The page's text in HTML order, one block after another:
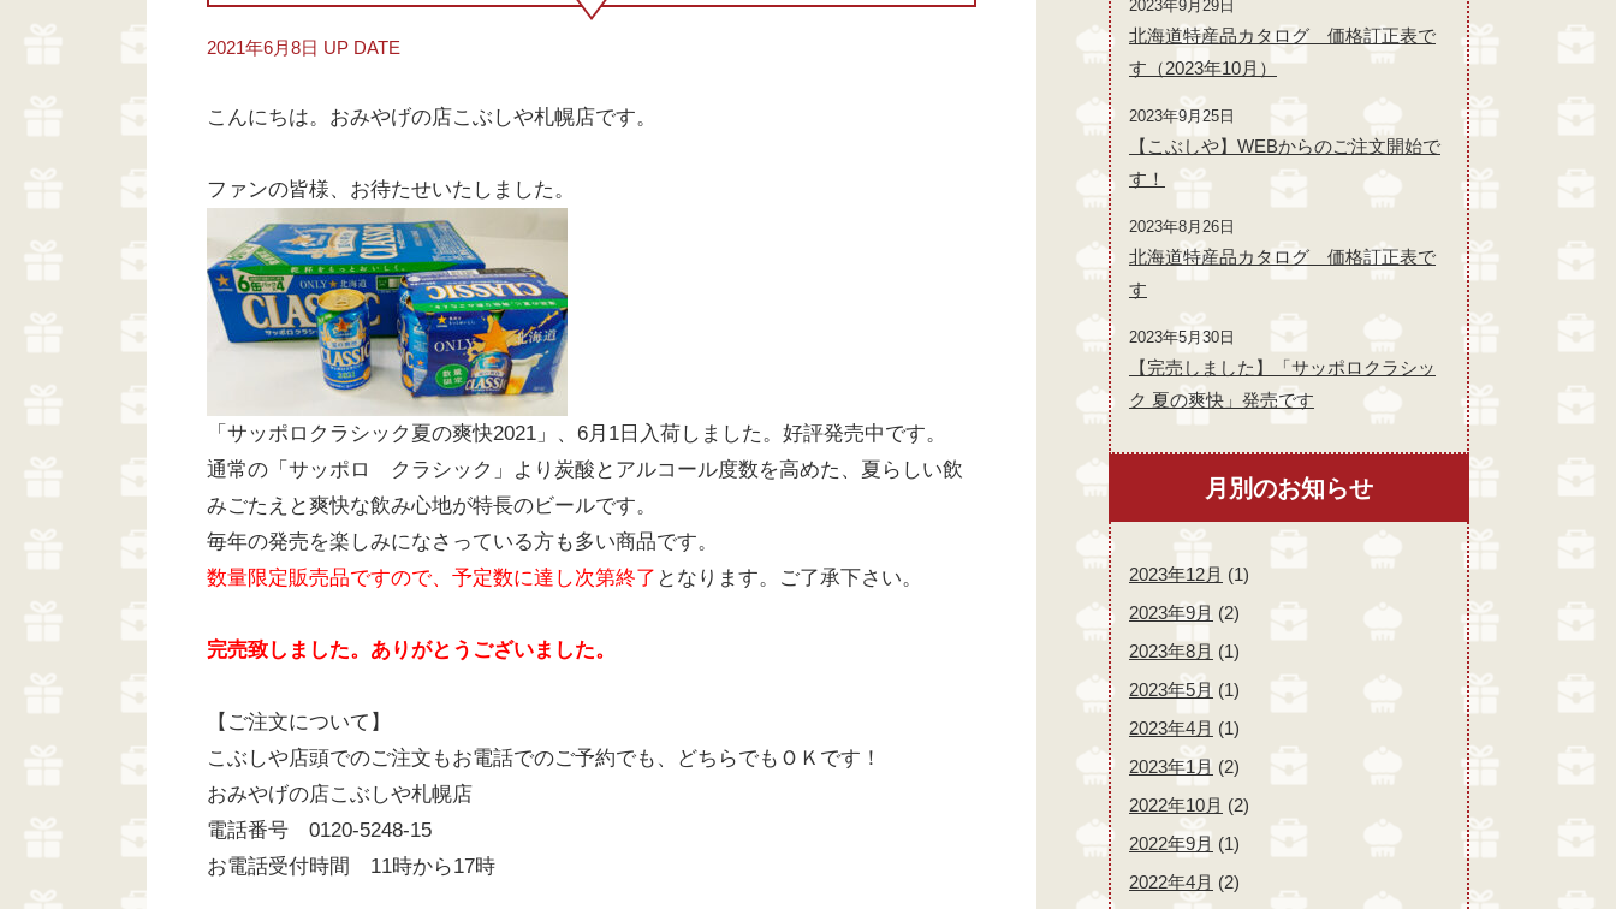
2021年6月8日 UP DATE
こんにちは。おみやげの店こぶしや札幌店です。
ファンの皆様、お待たせいたしました。
「サッポロクラシック夏の爽快2021」、6月1日入荷しました。好評発売中です。
通常の「サッポロ クラシック」より炭酸とアルコール度数を高めた、夏らしい飲
みごたえと爽快な飲み心地が特長のビールです。
毎年の発売を楽しみになさっている方も多い商品です。
数量限定販売品ですので、予定数に達し次第終了 となります。ご了承下さい。
完売致しました。ありがとうございました。
【ご注文について】
こぶしや店頭でのご注文もお電話でのご予約でも、どちらでもＯＫです！
おみやげの店こぶしや札幌店
電話番号 0120-5248-15
お電話受付時間 11時から17時
2023年9月29日
北海道特産品カタログ 価格訂正表で
す（2023年10月）
2023年9月25日
【こぶしや】WEBからのご注文開始で
す！
2023年8月26日
北海道特産品カタログ 価格訂正表で
す
2023年5月30日
【完売しました】「サッポロクラシッ
ク 夏の爽快」発売です
月別のお知らせ
2023年12月 (1)
2023年9月 (2)
2023年8月 (1)
2023年5月 (1)
2023年4月 (1)
2023年1月 (2)
2022年10月 (2)
2022年9月 (1)
2022年4月 (2)